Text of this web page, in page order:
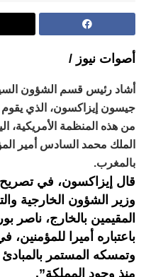
أصوات نيوز /
أشاد رئيس قسم الشؤون
جيسون إيزاكسون، الذي
من هذه المنظمة الأمريكية،
الملك محمد السادس أمير
بالمغرب.
قال إيزاكسون، في
وزير الشؤون الخارجية
المقيمين بالخارج، ناصر
باعتباره أميرا للمؤمنين،
وتمسكه المستمر
منذ وجود المملكة”.